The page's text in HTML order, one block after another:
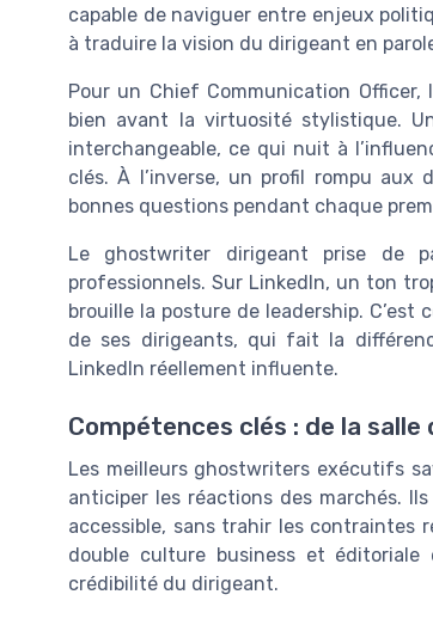
capable de naviguer entre enjeux
à traduire la vision du dirigeant en
Pour un Chief Communication
bien avant la virtuosité stylistique.
interchangeable, ce qui nuit à
clés. À l’inverse, un profil rompu aux
bonnes questions pendant chaque
Le ghostwriter dirigeant prise de
professionnels. Sur LinkedIn, un ton
brouille la posture de leadership. C’est
de ses dirigeants, qui fait la
LinkedIn réellement influente.
Compétences clés : de la
Les meilleurs ghostwriters exécutifs
anticiper les réactions des marchés.
accessible, sans trahir les contraintes
double culture business et
crédibilité du dirigeant.